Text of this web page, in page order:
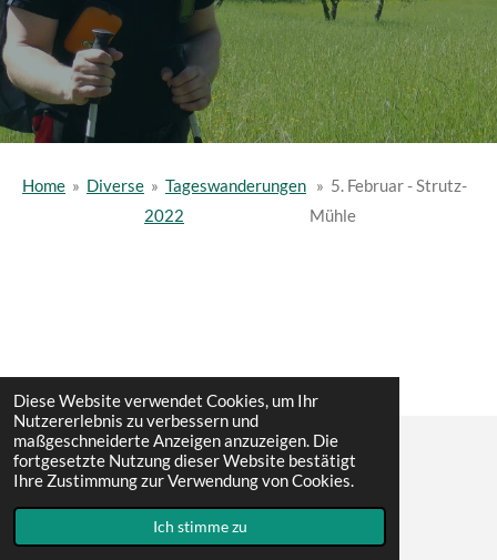
Diese Website verwendet Cookies, um Ihr
Nutzererlebnis zu verbessern und
maßgeschneiderte Anzeigen anzuzeigen. Die
fortgesetzte Nutzung dieser Website bestätigt
Ihre Zustimmung zur Verwendung von Cookies.
Ich stimme zu
Home » Diverse » Tageswanderungen
2022
» 5. Februar - Strutz-
Mühle
© 2022 - 2026 Erwin´s Reisen